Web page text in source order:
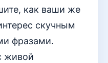
как ваши же
скучным
фразами.
живой